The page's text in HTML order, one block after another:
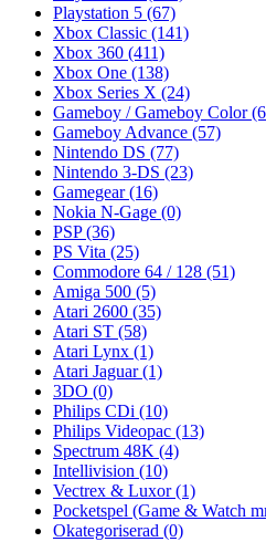
Playstation 5 (67)
Xbox Classic (141)
Xbox 360 (411)
Xbox One (138)
Xbox Series X (24)
Gameboy / Gameboy Color
Gameboy Advance (57)
Nintendo DS (77)
Nintendo 3-DS (23)
Gamegear(16)
Nokia N-Gage (0)
PSP(36)
PS Vita (25)
Commodore 64 / 128 (51)
Amiga 500 (5)
Atari 2600 (35)
Atari ST (58)
Atari Lynx (1)
Atari Jaguar(1)
3DO (0)
Philips CDi (10)
Philips Videopac (13)
Spectrum 48K (4)
Intellivision (10)
Vectrex & Luxor(1)
Pocketspel (Game & Watch
Okategoriserad (0)